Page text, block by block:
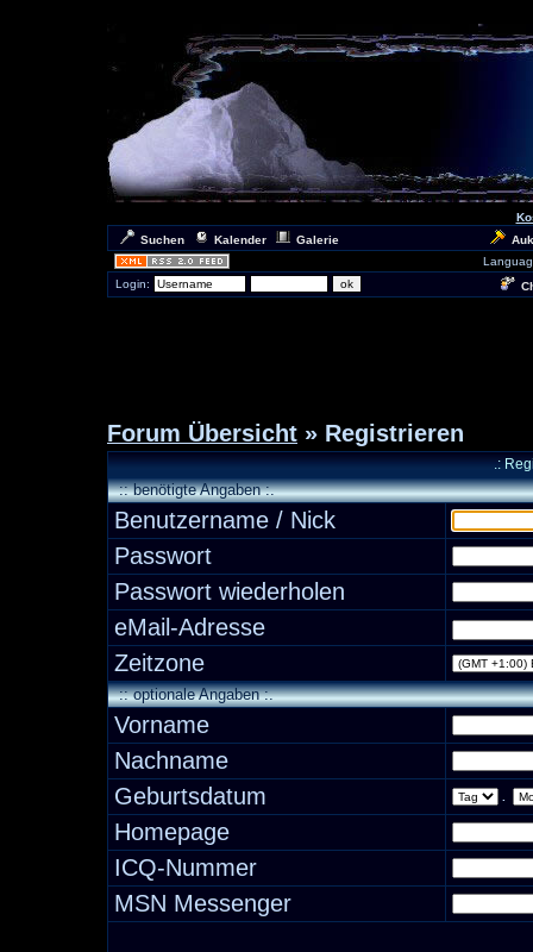
Suchen
Kalender Galerie
Login:
Forum Übersicht » Registrieren
.:
:: benötigte Angaben :.
Benutzername / Nick
Passwort
Passwort wiederholen
eMail-Adresse
Zeitzone
:: optionale Angaben :.
Vorname
Nachname
Geburtsdatum
Homepage
ICQ-Nummer
MSN Messenger